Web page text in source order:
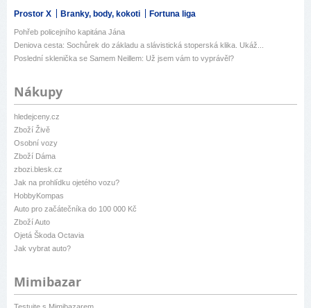
Prostor X Branky, body, kokoti Fortuna liga
Pohřeb policejního kapitána Jána
Deniova cesta: Sochůrek do základu a slávistická stoperská klika. Ukáž...
Poslední sklenička se Samem Neillem: Už jsem vám to vyprávěl?
Nákupy
hledejceny.cz
Zboží Živě
Osobní vozy
Zboží Dáma
zbozi.blesk.cz
Jak na prohlídku ojetého vozu?
HobbyKompas
Auto pro začátečníka do 100 000 Kč
Zboží Auto
Ojetá Škoda Octavia
Jak vybrat auto?
Mimibazar
Testujte s Mimibazarem